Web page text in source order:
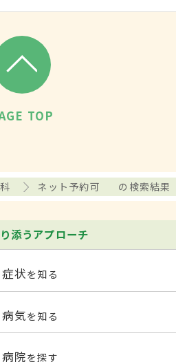
TOP
ネット予約可 の検索結果
添うアプローチ
症状を知る
病気を知る
病院を探す